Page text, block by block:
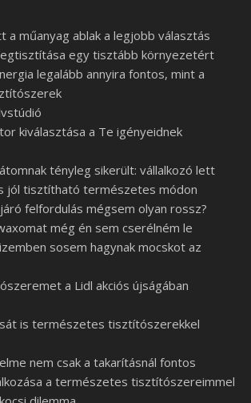
a műanyag ablak a legjobb választás
egy tisztább környezetért
legalább annyira fontos, mint a
kiválasztása a Te igényeidnek
tényleg sikerült: vállalkozó lett
jól tisztítható természetes módon
felfordulás mégsem olyan rossz?
még én sem cserélném le
sosem hagynak mocskot az
a Lidl akciós újságában
is természetes tisztítószerekkel
nem csak a takarításnál fontos
a természetes tisztítószereimmel